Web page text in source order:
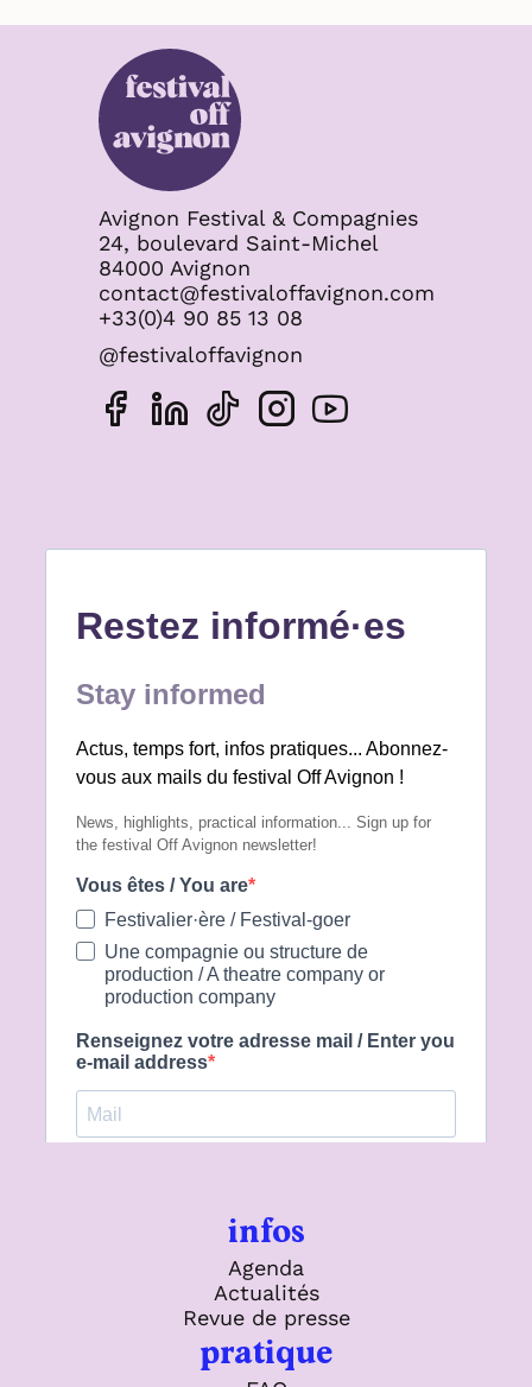
Avignon Festival & Compagnies
24, boulevard Saint-Michel
84000 Avignon
contact@festivaloffavignon.com
+33(0)4 90 85 13 08
@festivaloffavignon
infos
Agenda
Actualités
Revue de presse
pratique